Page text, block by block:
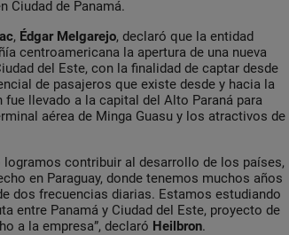
Ciudad de Panamá.
, Édgar Melgarejo, declaró que la entidad
centroamericana la apertura de una nueva
del Este, con la finalidad de captar desde
de pasajeros que existe desde y hacia la
llevado a la capital del Alto Paraná para
aérea de Minga Guasu y los atractivos de
contribuir al desarrollo de los países,
en Paraguay, donde tenemos muchos años
dos frecuencias diarias. Estamos estudiando
entre Panamá y Ciudad del Este, proyecto de
a la empresa”, declaró Heilbron.